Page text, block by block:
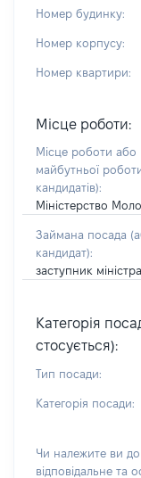
Номер будинку:
Номер корпусу:
Номер квартири:
Місце роботи:
Місце роботи
майбутньої
кандидатів):
Міністерство
Займана посада
кандидат):
заступник міністра
Категорія
стосується):
Тип посади:
Категорія посади:
Чи належите ви до
відповідальне та